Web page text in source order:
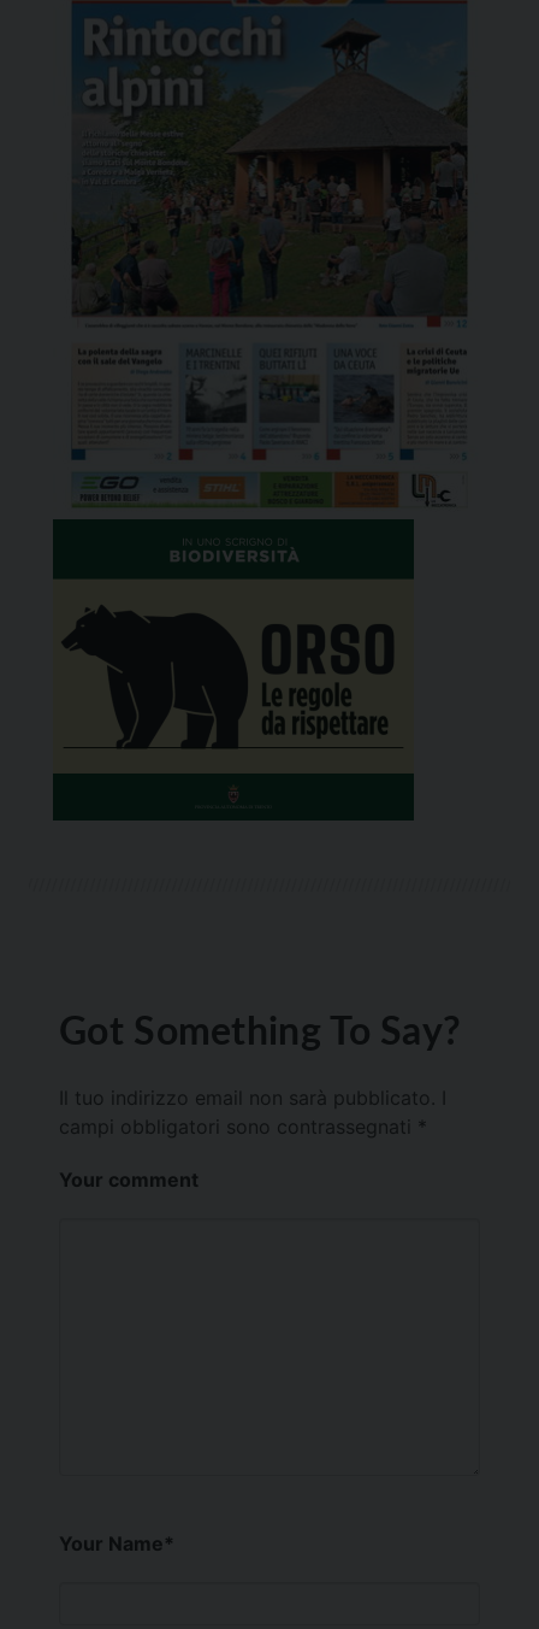
Got Something To Say?
Il tuo indirizzo email non sarà pubblicato.
campi obbligatori sono contrassegnati *
Your comment
Your Name*